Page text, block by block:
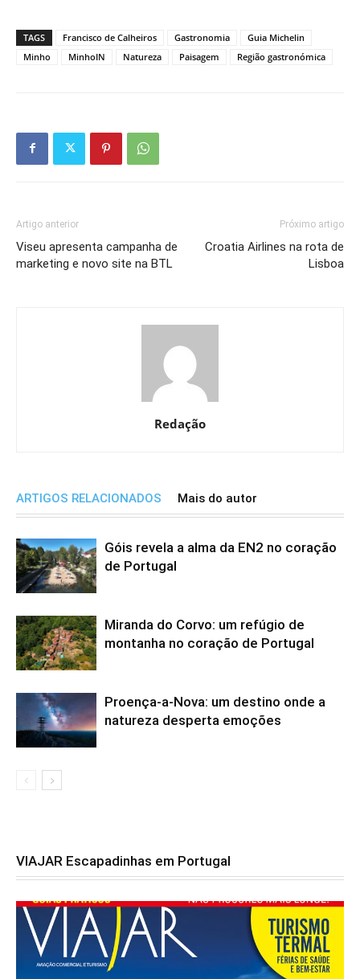
TAGS Francisco de Calheiros Gastronomia
Guia Michelin
Minho
MinhoIN Natureza Paisagem Região gastronómica
Artigo anterior
Viseu apresenta campanha de
marketing e novo site na BTL
Próximo artigo
Croatia Airlines na rota de
Lisboa
Redação
ARTIGOS RELACIONADOS Mais do autor
Góis revela a alma da EN2 no coração
de Portugal
Miranda do Corvo: um refúgio de
montanha no coração de Portugal
Proença-a-Nova: um destino onde a
natureza desperta emoções
VIAJAR Escapadinhas em Portugal